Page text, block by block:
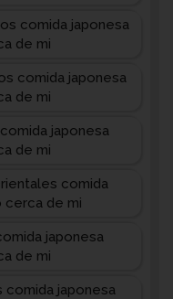
comida japonesa
de mi
comida japonesa
de mi
japonesa
de mi
comida
cerca de mi
japonesa
de mi
comida japonesa